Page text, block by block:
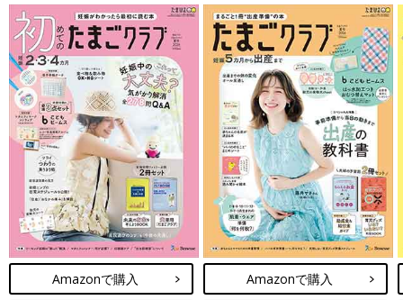
Amazonで購入 Amazonで購入